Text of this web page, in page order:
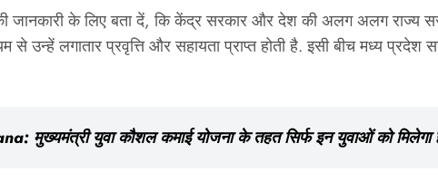
के लिए बता दें, कि केंद्र सरकार और देश की अलग अलग राज्य
उन्हें लगातार प्रवृत्ति और सहायता प्राप्त होती है. इसी बीच मध्य
युवा कौशल कमाई योजना के तहत सिर्फ इन युवाओं को